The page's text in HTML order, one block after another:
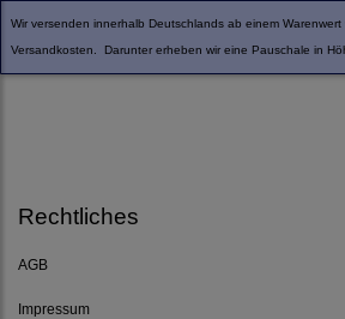
Wir versenden innerhalb Deutschlands ab einem
Versandkosten. Darunter erheben wir eine Pauschale in
Rechtliches
AGB
Impressum